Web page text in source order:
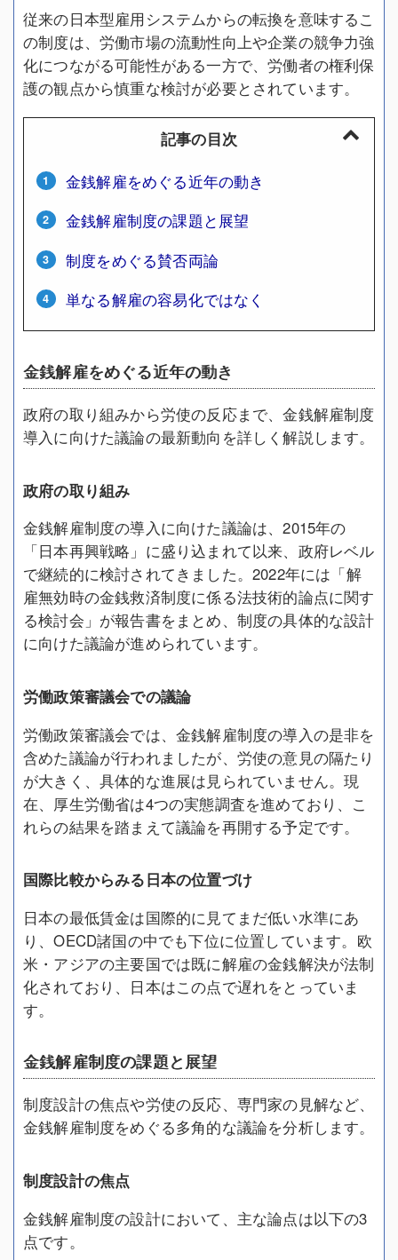
従来の日本型雇用システムからの転換を意味するこ
の制度は、労働市場の流動性向上や企業の競争力強
化につながる可能性がある一方で、労働者の権利保
護の観点から慎重な検討が必要とされています。
記事の目次
金銭解雇をめぐる近年の動き
金銭解雇制度の課題と展望
制度をめぐる賛否両論
単なる解雇の容易化ではなく
金銭解雇をめぐる近年の動き
政府の取り組みから労使の反応まで、金銭解雇制度
導入に向けた議論の最新動向を詳しく解説します。
政府の取り組み
金銭解雇制度の導入に向けた議論は、2015年の
「日本再興戦略」に盛り込まれて以来、政府レベル
で継続的に検討されてきました。2022年には「解
雇無効時の金銭救済制度に係る法技術的論点に関す
る検討会」が報告書をまとめ、制度の具体的な設計
に向けた議論が進められています。
労働政策審議会での議論
労働政策審議会では、金銭解雇制度の導入の是非を
含めた議論が行われましたが、労使の意見の隔たり
が大きく、具体的な進展は見られていません。現
在、厚生労働省は4つの実態調査を進めており、こ
れらの結果を踏まえて議論を再開する予定です。
国際比較からみる日本の位置づけ
日本の最低賃金は国際的に見てまだ低い水準にあ
り、OECD諸国の中でも下位に位置しています。欧
米・アジアの主要国では既に解雇の金銭解決が法制
化されており、日本はこの点で遅れをとっていま
す。
金銭解雇制度の課題と展望
制度設計の焦点や労使の反応、専門家の見解など、
金銭解雇制度をめぐる多角的な議論を分析します。
制度設計の焦点
金銭解雇制度の設計において、主な論点は以下の3
点です。